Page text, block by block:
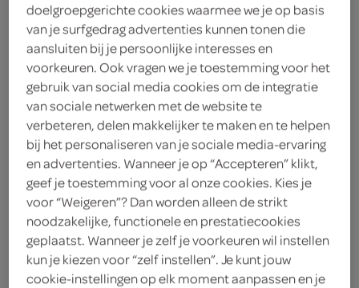
30 Gram
Let op: aanbiedingen zijn niet zichtbaar bij de
producten, maar worden wél automatisch
verwerkt in de winkelmand.
zachte rooibosthee voor een rustmoment, per zakje
makkelijk te zetten wanneer je wilt
Pure biologische rooibosthee
Goed voor 20 koppen
Fairtrade voor eerlijke handel
doelgroepgerichte cookies waarmee we je op basis
van je surfgedrag advertenties kunnen tonen die
aansluiten bij je persoonlijke interesses en
voorkeuren. Ook vragen we je toestemming voor het
gebruik van social media cookies om de integratie
van sociale netwerken met de website te
verbeteren, delen makkelijker te maken en te helpen
bij het personaliseren van je sociale media-ervaring
en advertenties. Wanneer je op “Accepteren” klikt,
geef je toestemming voor al onze cookies. Kies je
voor “Weigeren”? Dan worden alleen de strikt
noodzakelijke, functionele en prestatiecookies
geplaatst. Wanneer je zelf je voorkeuren wil instellen
kun je kiezen voor “zelf instellen”. Je kunt jouw
cookie-instellingen op elk moment aanpassen en je